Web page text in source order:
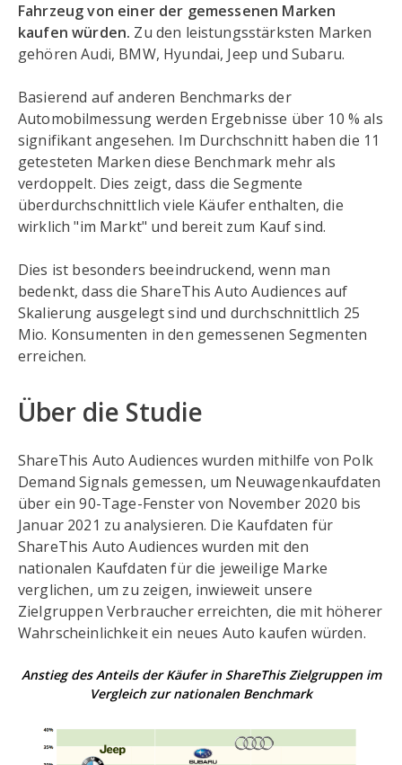
Fahrzeug von einer der gemessenen Marken
kaufen würden. Zu den leistungsstärksten Marken
gehören Audi, BMW, Hyundai, Jeep und Subaru.
Basierend auf anderen Benchmarks der
Automobilmessung werden Ergebnisse über 10 % als
signifikant angesehen. Im Durchschnitt haben die 11
getesteten Marken diese Benchmark mehr als
verdoppelt. Dies zeigt, dass die Segmente
überdurchschnittlich viele Käufer enthalten, die
wirklich "im Markt" und bereit zum Kauf sind.
Dies ist besonders beeindruckend, wenn man
bedenkt, dass die ShareThis Auto Audiences auf
Skalierung ausgelegt sind und durchschnittlich 25
Mio. Konsumenten in den gemessenen Segmenten
erreichen.
Über die Studie
ShareThis Auto Audiences wurden mithilfe von Polk
Demand Signals gemessen, um Neuwagenkaufdaten
über ein 90-Tage-Fenster von November 2020 bis
Januar 2021 zu analysieren. Die Kaufdaten für
ShareThis Auto Audiences wurden mit den
nationalen Kaufdaten für die jeweilige Marke
verglichen, um zu zeigen, inwieweit unsere
Zielgruppen Verbraucher erreichten, die mit höherer
Wahrscheinlichkeit ein neues Auto kaufen würden.
Anstieg des Anteils der Käufer in ShareThis Zielgruppen im
Vergleich zur nationalen Benchmark